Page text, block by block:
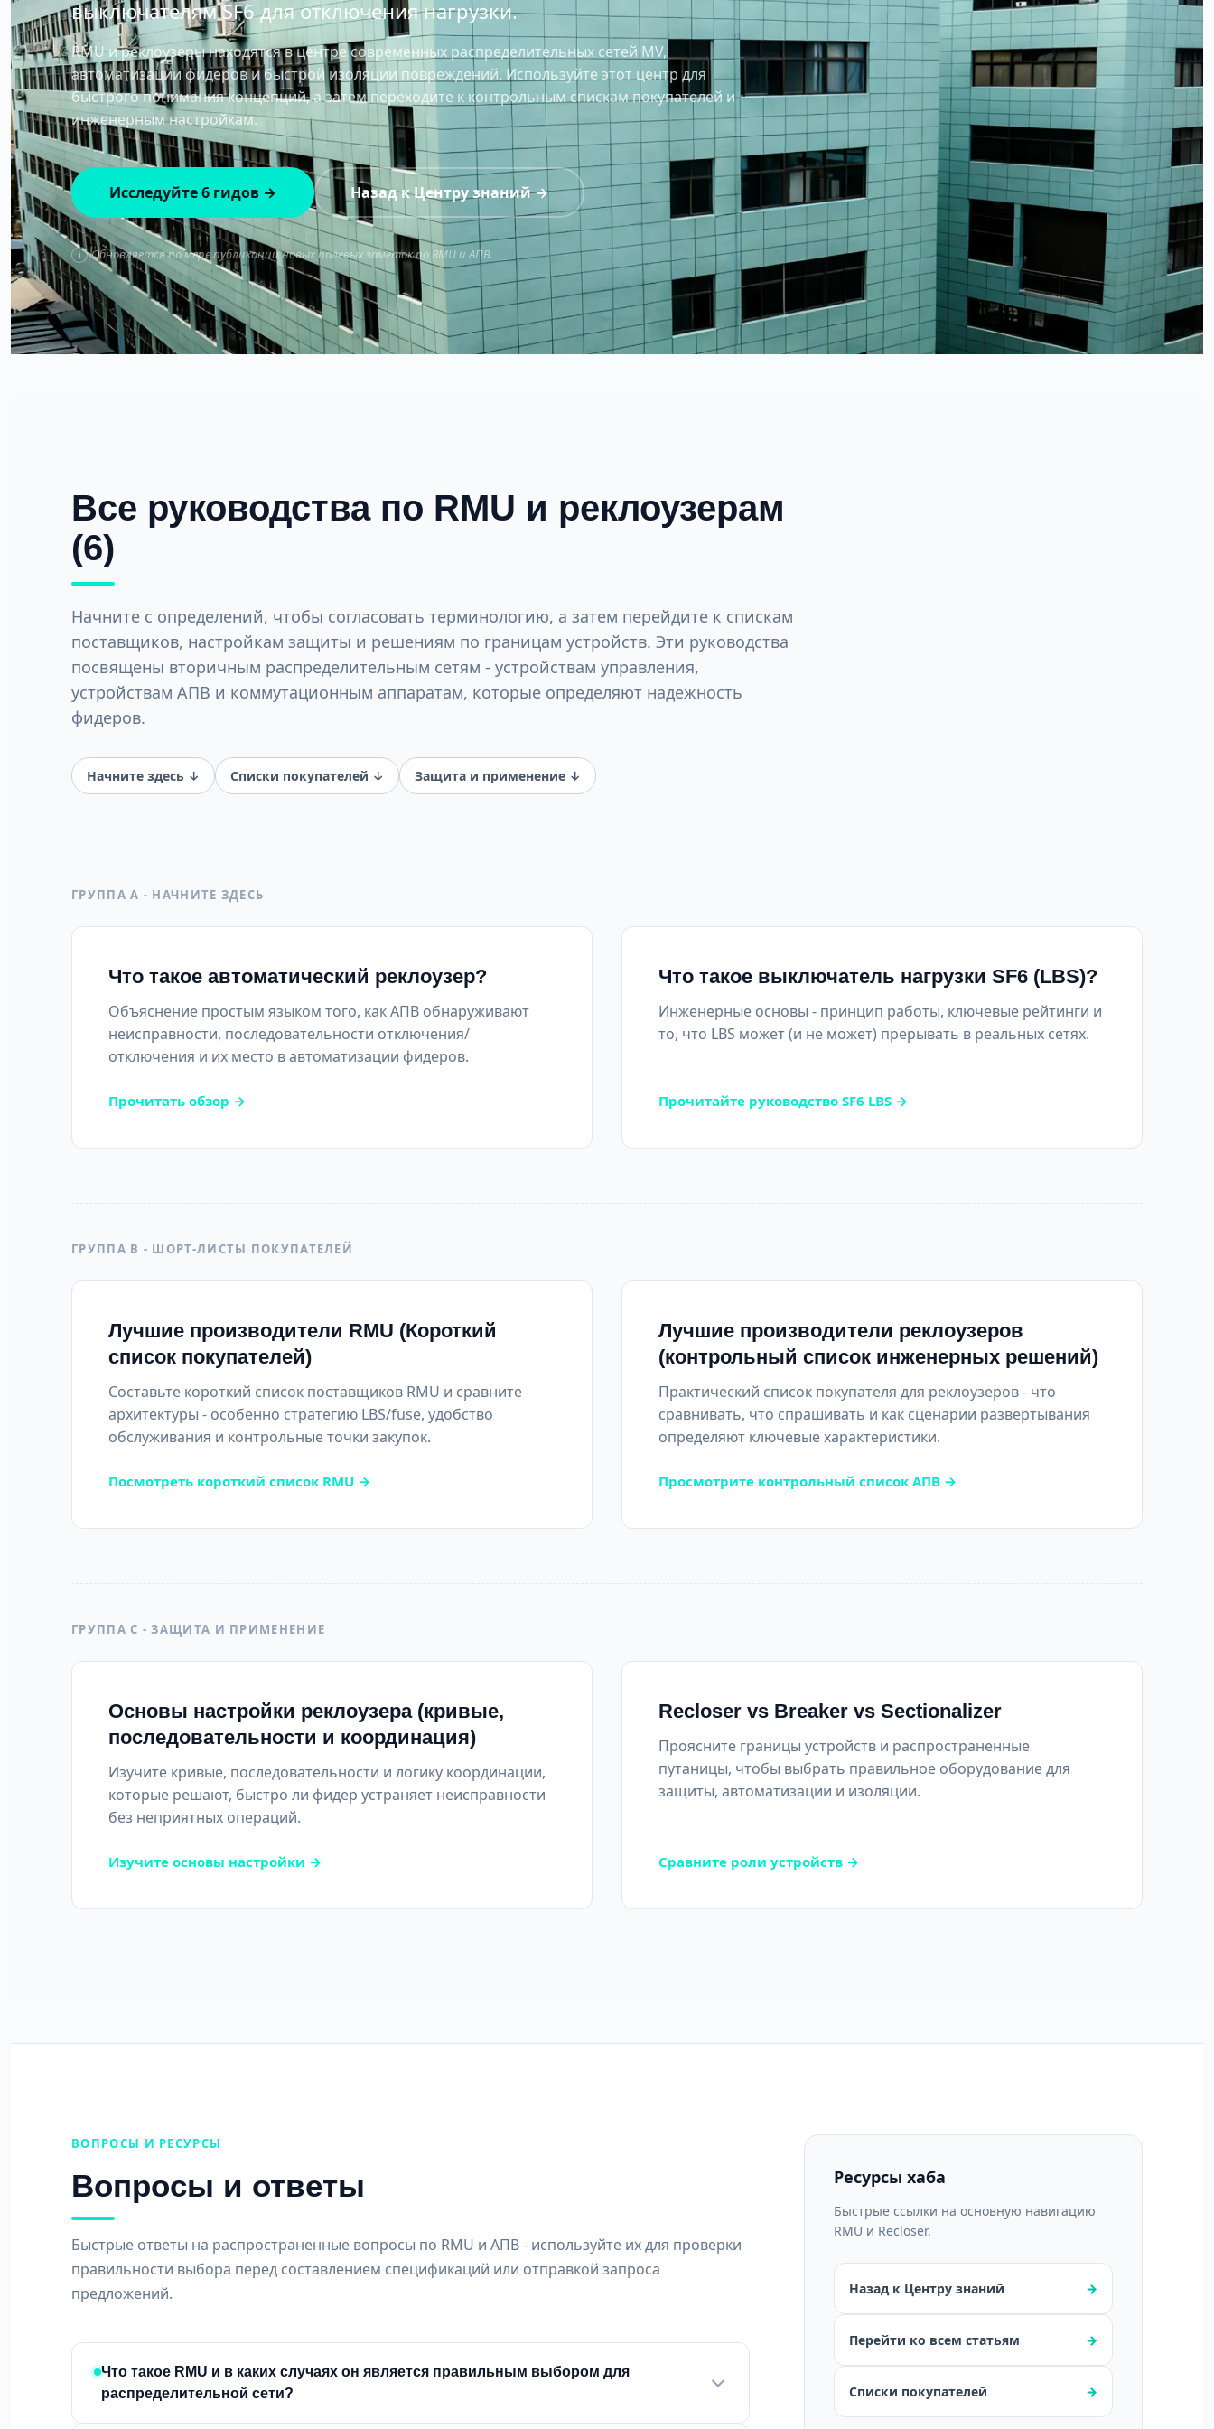
выключателям SF6 для отключения нагрузки.
RMU и реклоузеры находятся в центре современных распределительных сетей MV,
автоматизации фидеров и быстрой изоляции повреждений. Используйте этот центр для
быстрого понимания концепций, а затем переходите к контрольным спискам покупателей и
инженерным настройкам.
Исследуйте 6 гидов → Назад к Центру знаний →
Обновляется по мере публикации новых полевых заметок по RMU и АПВ.
Все руководства по RMU и реклоузерам
(6)
Начните с определений, чтобы согласовать терминологию, а затем перейдите к спискам
поставщиков, настройкам защиты и решениям по границам устройств. Эти руководства
посвящены вторичным распределительным сетям - устройствам управления,
устройствам АПВ и коммутационным аппаратам, которые определяют надежность
фидеров.
Начните здесь ↓ Списки покупателей ↓ Защита и применение ↓
ГРУППА А - НАЧНИТЕ ЗДЕСЬ
Что такое автоматический реклоузер?
Объяснение простым языком того, как АПВ обнаруживают
неисправности, последовательности отключения/
отключения и их место в автоматизации фидеров.
Прочитать обзор →
Что такое выключатель нагрузки SF6 (LBS)?
Инженерные основы - принцип работы, ключевые рейтинги и
то, что LBS может (и не может) прерывать в реальных сетях.
Прочитайте руководство SF6 LBS →
ГРУППА B - ШОРТ-ЛИСТЫ ПОКУПАТЕЛЕЙ
Лучшие производители RMU (Короткий
список покупателей)
Составьте короткий список поставщиков RMU и сравните
архитектуры - особенно стратегию LBS/fuse, удобство
обслуживания и контрольные точки закупок.
Посмотреть короткий список RMU →
Лучшие производители реклоузеров
(контрольный список инженерных решений)
Практический список покупателя для реклоузеров - что
сравнивать, что спрашивать и как сценарии развертывания
определяют ключевые характеристики.
Просмотрите контрольный список АПВ →
ГРУППА C - ЗАЩИТА И ПРИМЕНЕНИЕ
Основы настройки реклоузера (кривые,
последовательности и координация)
Изучите кривые, последовательности и логику координации,
которые решают, быстро ли фидер устраняет неисправности
без неприятных операций.
Изучите основы настройки →
Recloser vs Breaker vs Sectionalizer
Проясните границы устройств и распространенные
путаницы, чтобы выбрать правильное оборудование для
защиты, автоматизации и изоляции.
Сравните роли устройств →
ВОПРОСЫ И РЕСУРСЫ
Вопросы и ответы
Быстрые ответы на распространенные вопросы по RMU и АПВ - используйте их для проверки
правильности выбора перед составлением спецификаций или отправкой запроса
предложений.
Что такое RMU и в каких случаях он является правильным выбором для
распределительной сети?
Ресурсы хаба
Быстрые ссылки на основную навигацию
RMU и Recloser.
Назад к Центру знаний →
Перейти ко всем статьям →
Списки покупателей →